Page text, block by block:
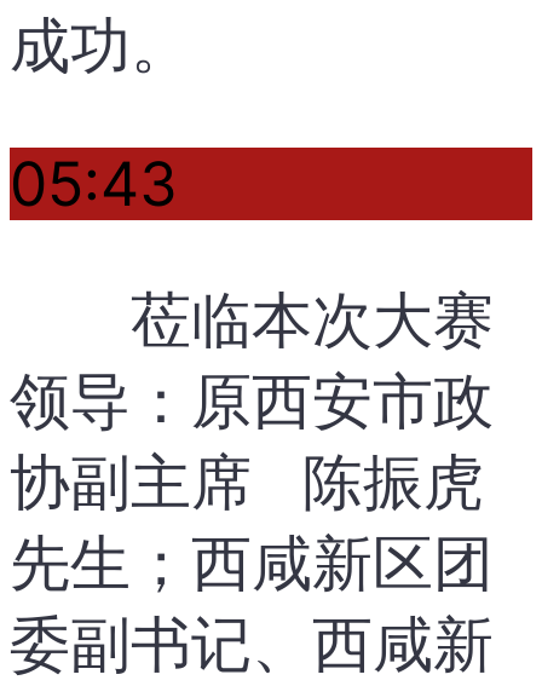
成功。
05:43
莅临本次大赛
领导：原西安市政
协副主席 陈振虎
先生；西咸新区团
委副书记、西咸新